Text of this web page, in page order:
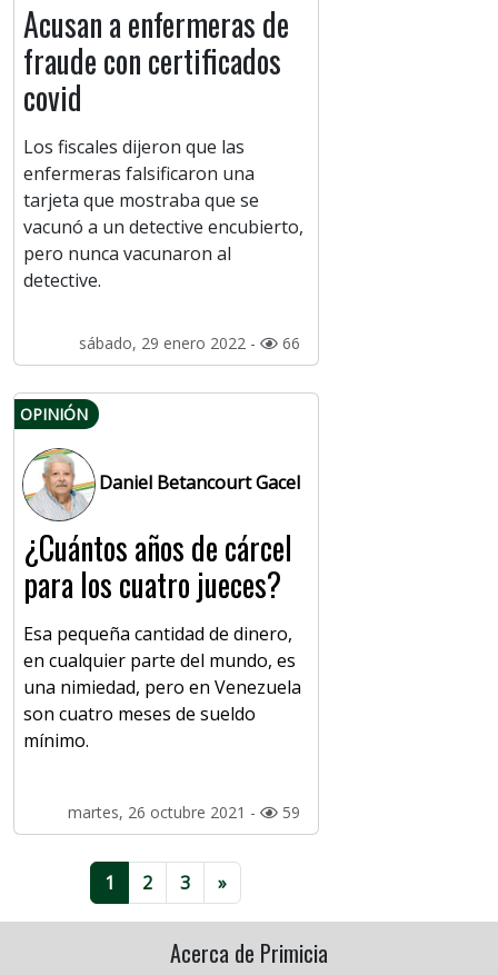
Acusan a enfermeras de
fraude con certificados
covid
Los fiscales dijeron que las
enfermeras falsificaron una
tarjeta que mostraba que se
vacunó a un detective encubierto,
pero nunca vacunaron al
detective.
sábado, 29 enero 2022 - 66
OPINIÓN
Daniel Betancourt Gacel
¿Cuántos años de cárcel
para los cuatro jueces?
Esa pequeña cantidad de dinero,
en cualquier parte del mundo, es
una nimiedad, pero en Venezuela
son cuatro meses de sueldo
mínimo.
martes, 26 octubre 2021 - 59
1 2 3 »
Acerca de Primicia